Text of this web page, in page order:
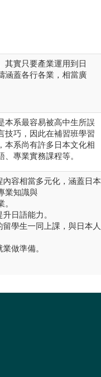
其實只要產業運用到日
涵蓋各行各業，相當廣
本系最容易被高中生所誤
技巧，因此在補習班學習
本系尚有許多日本文化相
專業實務課程等。
容相當多元化，涵蓋日本
業知識與
日語能力。
學生一同上課，與日本人
做準備。